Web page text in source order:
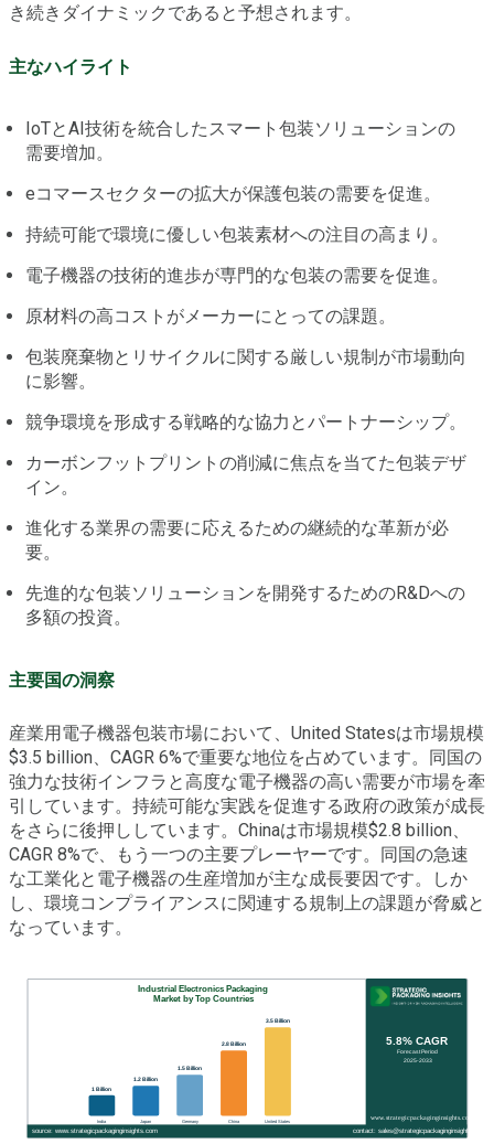
き続きダイナミックであると予想されます。
主なハイライト
IoTとAI技術を統合したスマート包装ソリューションの
需要増加。
eコマースセクターの拡大が保護包装の需要を促進。
持続可能で環境に優しい包装素材への注目の高まり。
電子機器の技術的進歩が専門的な包装の需要を促進。
原材料の高コストがメーカーにとっての課題。
包装廃棄物とリサイクルに関する厳しい規制が市場動向
に影響。
競争環境を形成する戦略的な協力とパートナーシップ。
カーボンフットプリントの削減に焦点を当てた包装デザ
イン。
進化する業界の需要に応えるための継続的な革新が必
要。
先進的な包装ソリューションを開発するためのR&Dへの
多額の投資。
主要国の洞察
産業用電子機器包装市場において、United Statesは市場規模
$3.5 billion、CAGR 6%で重要な地位を占めています。同国の
強力な技術インフラと高度な電子機器の高い需要が市場を牽
引しています。持続可能な実践を促進する政府の政策が成長
をさらに後押ししています。Chinaは市場規模$2.8 billion、
CAGR 8%で、もう一つの主要プレーヤーです。同国の急速
な工業化と電子機器の生産増加が主な成長要因です。しか
し、環境コンプライアンスに関連する規制上の課題が脅威と
なっています。